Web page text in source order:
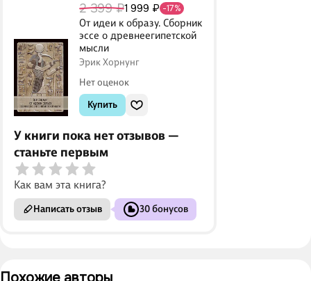
2 399 ₽1 999 ₽ -17%
От идеи к образу. Сборник
эссе о древнеегипетской
мысли
Эрик Хорнунг
Нет оценок
Купить
У книги пока нет отзывов —
станьте первым
Как вам эта книга?
Написать отзыв 30 бонусов